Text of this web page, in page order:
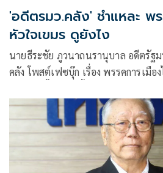
'อดีตรมว.คลัง' ชำแหละ พ
หัวใจเขมร ดูยังไง
นายธีระชัย ภูวนาถนรานุบาล อดีตรัฐม
คลัง โพสต์เฟซบุ๊ก เรื่อง พรรคการเมือ